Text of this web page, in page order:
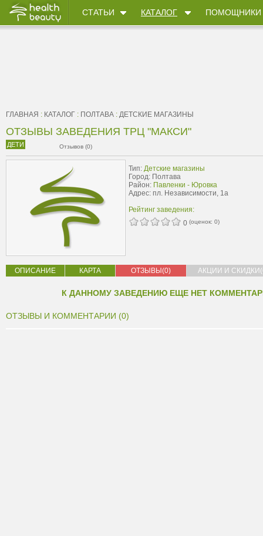
СТАТЬИ КАТАЛОГ ПОМОЩНИКИ
ГЛАВНАЯ : КАТАЛОГ : ПОЛТАВА : ДЕТСКИЕ МАГАЗИНЫ
ОТЗЫВЫ ЗАВЕДЕНИЯ ТРЦ "МАКСИ"
ДЕТИ Отзывов (0)
Тип: Детские магазины
Город: Полтава
Район: Павленки - Юровка
Адрес: пл. Независимости, 1а
Рейтинг заведения:
0 (оценок: 0)
ОПИСАНИЕ КАРТА ОТЗЫВЫ(0) АКЦИИ И
К ДАННОМУ ЗАВЕДЕНИЮ ЕЩЕ НЕТ
ОТЗЫВЫ И КОММЕНТАРИИ (0)